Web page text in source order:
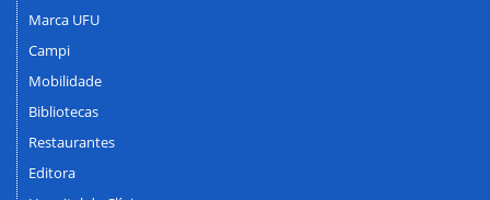
Marca UFU
Campi
Mobilidade
Bibliotecas
Restaurantes
Editora